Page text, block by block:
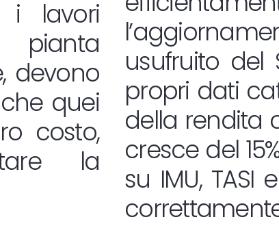
i lavori
devono
quei
costo,
la
usufruito del
propri dati
della rendita
cresce del
su IMU,